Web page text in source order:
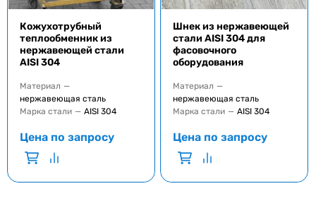
Кожухотрубный
теплообменник из
нержавеющей стали
AISI 304
Материал —
нержавеющая сталь
Марка стали — AISI 304
Цена по запросу
Шнек из нержавеющей
стали AISI 304 для
фасовочного
оборудования
Материал —
нержавеющая сталь
Марка стали — AISI 304
Цена по запросу